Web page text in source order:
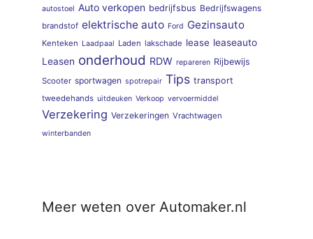
autostoel Auto verkopen bedrijfsbus Bedrijfswagens
brandstof elektrische auto Ford Gezinsauto
Kenteken Laadpaal Laden lakschade lease leaseauto
Leasen onderhoud RDW repareren Rijbewijs
Scooter sportwagen spotrepair Tips transport
tweedehands uitdeuken Verkoop vervoermiddel
Verzekering Verzekeringen Vrachtwagen
winterbanden
Meer weten over Automaker.nl